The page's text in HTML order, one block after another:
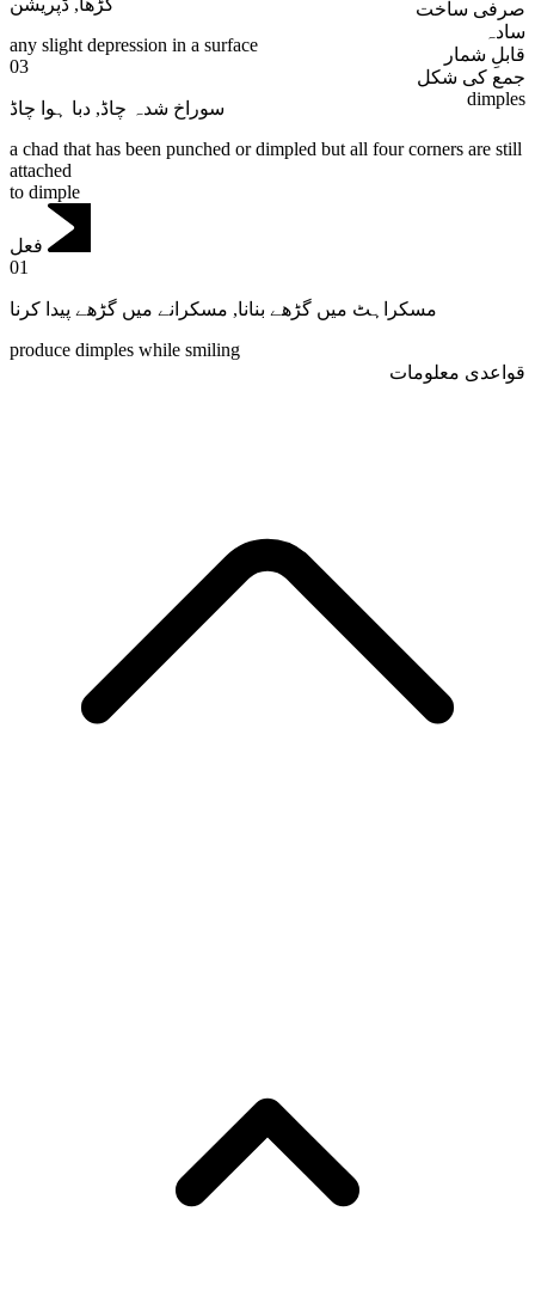
صرفی ساخت
سادہ
قابلِ شمار
جمع کی شکل
dimples
گڑھا, ڈپریشن
any slight depression in a surface
03
سوراخ شدہ چاڈ, دبا ہوا چاڈ
a chad that has been punched or dimpled but all four corners are still
attached
to dimple
فعل
01
مسکراہٹ میں گڑھے بنانا, مسکرانے میں گڑھے پیدا کرنا
produce dimples while smiling
قواعدی معلومات